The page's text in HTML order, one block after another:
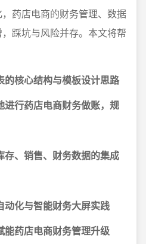
药店电商的财务管理、数据
踩坑与风险并存。本文将帮
的核心结构与模板设计思路
进行药店电商财务做账，规
存、销售、财务数据的集成
动化与智能财务大屏实践
能药店电商财务管理升级